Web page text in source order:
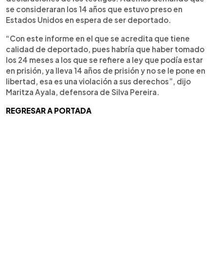
se consideraran los 14 años que estuvo preso en
Estados Unidos en espera de ser deportado.
“Con este informe en el que se acredita que tiene
calidad de deportado, pues habría que haber tomado
los 24 meses a los que se refiere a ley que podía estar
en prisión, ya lleva 14 años de prisión y no se le pone en
libertad, esa es una violación a sus derechos”, dijo
Maritza Ayala, defensora de Silva Pereira.
REGRESAR A PORTADA